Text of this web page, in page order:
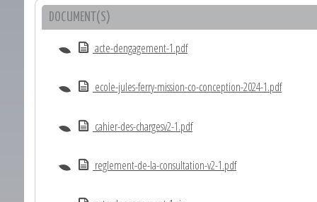
DOCUMENT(S)
acte-dengagement-1.pdf
ecole-jules-ferry-mission-co-conception-2024-1.pdf
cahier-des-chargesv2-1.pdf
reglement-de-la-consultation-v2-1.pdf